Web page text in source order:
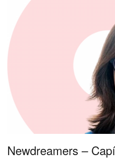
Newdreamers –